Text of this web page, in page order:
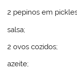
2 pepinos em
salsa;
2 ovos cozidos;
azeite;